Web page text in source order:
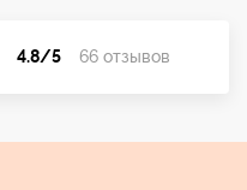
4.8/5 66 отзывов